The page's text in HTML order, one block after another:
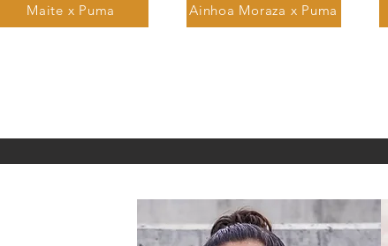
Maite x Puma Ainhoa Moraza x Puma